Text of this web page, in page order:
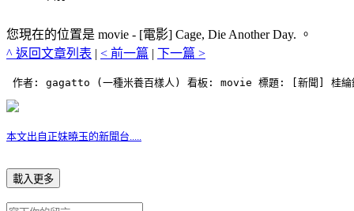
您現在的位置是 movie - [電影] Cage, Die Another Day. 。
^ 返回文章列表 | < 前一篇 | 下一篇 >
作者: gagatto (一種米養百樣人) 看板: movie 標題: [新聞] 桂
本文出自正妹曉玉的新聞台.....
載入更多